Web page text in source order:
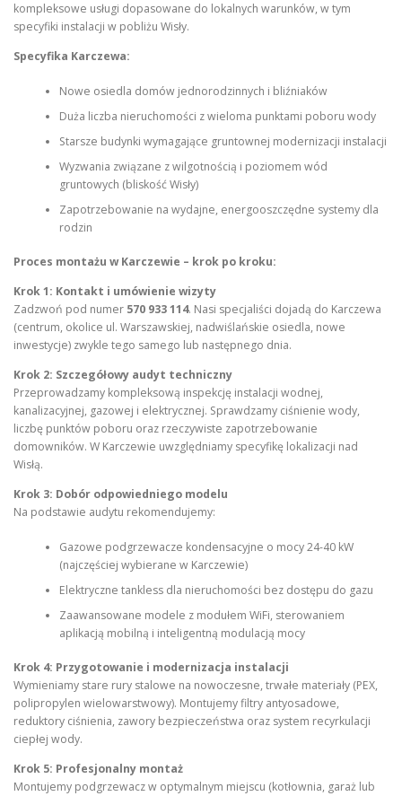
kompleksowe usługi dopasowane do lokalnych warunków, w tym
specyfiki instalacji w pobliżu Wisły.
Specyfika Karczewa:
Nowe osiedla domów jednorodzinnych i bliźniaków
Duża liczba nieruchomości z wieloma punktami poboru wody
Starsze budynki wymagające gruntownej modernizacji instalacji
Wyzwania związane z wilgotnością i poziomem wód
gruntowych (bliskość Wisły)
Zapotrzebowanie na wydajne, energooszczędne systemy dla
rodzin
Proces montażu w Karczewie – krok po kroku:
Krok 1: Kontakt i umówienie wizyty
Zadzwoń pod numer 570 933 114. Nasi specjaliści dojadą do Karczewa
(centrum, okolice ul. Warszawskiej, nadwiślańskie osiedla, nowe
inwestycje) zwykle tego samego lub następnego dnia.
Krok 2: Szczegółowy audyt techniczny
Przeprowadzamy kompleksową inspekcję instalacji wodnej,
kanalizacyjnej, gazowej i elektrycznej. Sprawdzamy ciśnienie wody,
liczbę punktów poboru oraz rzeczywiste zapotrzebowanie
domowników. W Karczewie uwzględniamy specyfikę lokalizacji nad
Wisłą.
Krok 3: Dobór odpowiedniego modelu
Na podstawie audytu rekomendujemy:
Gazowe podgrzewacze kondensacyjne o mocy 24-40 kW
(najczęściej wybierane w Karczewie)
Elektryczne tankless dla nieruchomości bez dostępu do gazu
Zaawansowane modele z modułem WiFi, sterowaniem
aplikacją mobilną i inteligentną modulacją mocy
Krok 4: Przygotowanie i modernizacja instalacji
Wymieniamy stare rury stalowe na nowoczesne, trwałe materiały (PEX,
polipropylen wielowarstwowy). Montujemy filtry antyosadowe,
reduktory ciśnienia, zawory bezpieczeństwa oraz system recyrkulacji
ciepłej wody.
Krok 5: Profesjonalny montaż
Montujemy podgrzewacz w optymalnym miejscu (kotłownia, garaż lub